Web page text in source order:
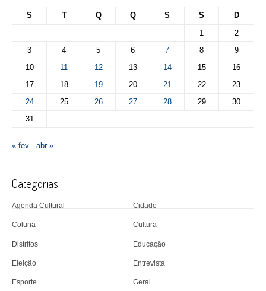
S T Q Q S S
D
1
2
3
4 5 6 7 8
9
10
11 12 13 14 15
16
17
18 19 20 21 22
23
24
25 26 27 28 29
30
31
« fev abr »
Categorias
Agenda Cultural Cidade
Coluna Cultura
Distritos Educação
Eleição Entrevista
Esporte Geral